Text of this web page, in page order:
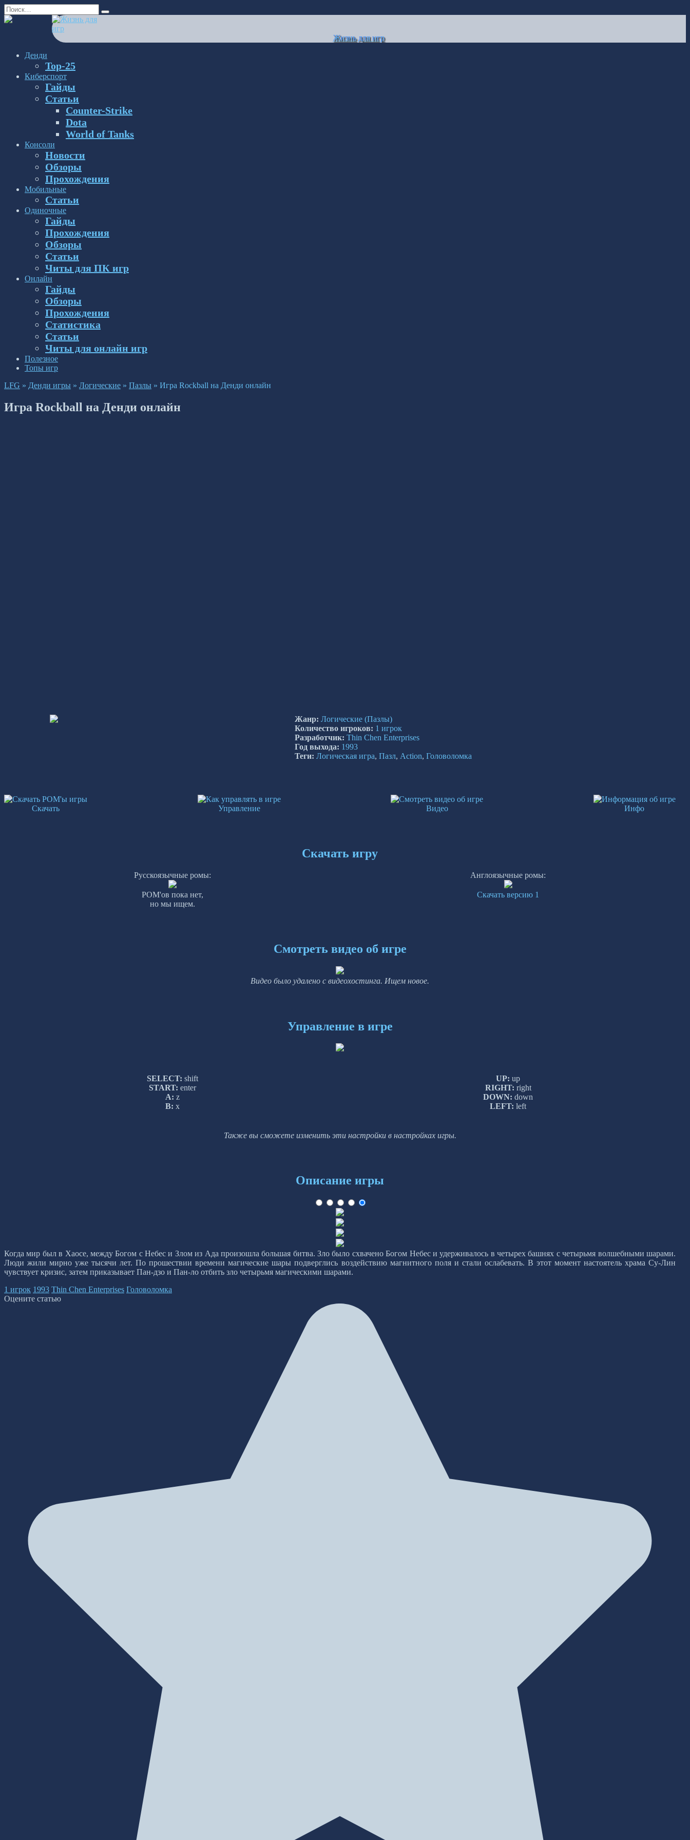
Перейти
к
Search
for:
Жизнь для игр
Денди
Top-25
Киберспорт
Гайды
Статьи
Counter-Strike
Dota
World of Tanks
Консоли
Новости
Обзоры
Прохождения
Мобильные
Статьи
Одиночные
Гайды
Прохождения
Обзоры
Статьи
Читы для ПК игр
Онлайн
Гайды
Обзоры
Прохождения
Статистика
Статьи
Читы для онлайн игр
Полезное
Топы игр
LFG » Денди игры » Логические » Пазлы » Игра Rockball на Денди онлайн
Игра Rockball на Денди онлайн
Жанр: Логические (Пазлы)
Количество игроков: 1 игрок
Разработчик: Thin Chen Enterprises
Год выхода: 1993
Теги: Логическая игра, Пазл, Action, Головоломка
Скачать Управление Видео Инфо
Скачать игру
Русскоязычные ромы:
РОМ'ов пока нет,
но мы ищем.
Англоязычные ромы:
Скачать версию 1
Смотреть видео об игре
Видео было удалено с видеохостинга. Ищем новое.
Управление в игре
SELECT: shift
START: enter
A: z
B: x
UP: up
RIGHT: right
DOWN: down
LEFT: left
Также вы сможете изменить эти настройки в настройках игры.
Описание игры
Когда мир был в Хаосе, между Богом с Небес и Злом из Ада произошла большая битва. Зло было схвачено Богом Небес и удерживалось в четырех башнях с четырьмя волшебными шарами.
Люди жили мирно уже тысячи лет. По прошествии времени магические шары подверглись воздействию магнитного поля и стали ослабевать. В этот момент настоятель храма Су-Лин
чувствует кризис, затем приказывает Пан-дзо и Пан-ло отбить зло четырьмя магическими шарами.
1 игрок 1993 Thin Chen Enterprises Головоломка
Оцените статью